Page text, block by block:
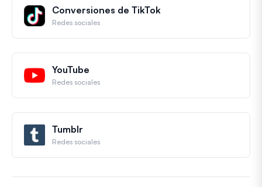
Conversiones de TikTok
Redes sociales
YouTube
Redes sociales
Tumblr
Redes sociales